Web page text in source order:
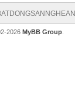
2026 MyBB Group